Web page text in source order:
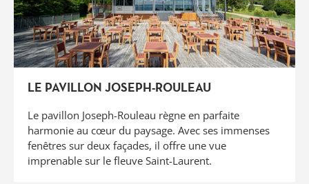
LE PAVILLON JOSEPH-ROULEAU
Le pavillon Joseph-Rouleau règne en parfaite
harmonie au cœur du paysage. Avec ses immenses
fenêtres sur deux façades, il offre une vue
imprenable sur le fleuve Saint-Laurent.